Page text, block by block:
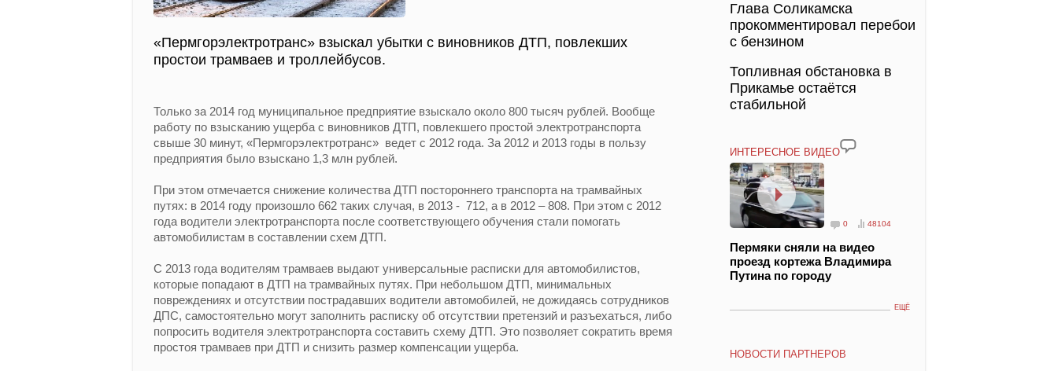
«Пермгорэлектротранс» взыскал убытки с виновников ДТП, повлекших
простои трамваев и троллейбусов.
Только за 2014 год муниципальное предприятие взыскало около 800 тысяч рублей. Вообще
работу по взысканию ущерба с виновников ДТП, повлекшего простой электротранспорта
свыше 30 минут, «Пермгорэлектротранс» ведет с 2012 года. За 2012 и 2013 годы в пользу
предприятия было взыскано 1,3 млн рублей.
При этом отмечается снижение количества ДТП постороннего транспорта на трамвайных
путях: в 2014 году произошло 662 таких случая, в 2013 - 712, а в 2012 – 808. При этом с 2012
года водители электротранспорта после соответствующего обучения стали помогать
автомобилистам в составлении схем ДТП.
С 2013 года водителям трамваев выдают универсальные расписки для автомобилистов,
которые попадают в ДТП на трамвайных путях. При небольшом ДТП, минимальных
повреждениях и отсутствии пострадавших водители автомобилей, не дожидаясь сотрудников
ДПС, самостоятельно могут заполнить расписку об отсутствии претензий и разъехаться, либо
попросить водителя электротранспорта составить схему ДТП. Это позволяет сократить время
простоя трамваев при ДТП и снизить размер компенсации ущерба.
Глава Соликамска
прокомментировал перебои
с бензином
Топливная обстановка в
Прикамье остаётся
стабильной
ИНТЕРЕСНОЕ ВИДЕО
0 48104
Пермяки сняли на видео
проезд кортежа Владимира
Путина по городу
ЕЩЁ
НОВОСТИ ПАРТНЕРОВ